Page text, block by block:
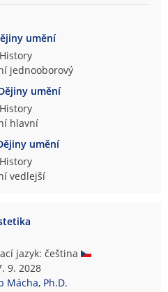
umění
jednooborový
umění
hlavní
umění
vedlejší
jazyk: čeština
9. 2028
Mácha, Ph.D.